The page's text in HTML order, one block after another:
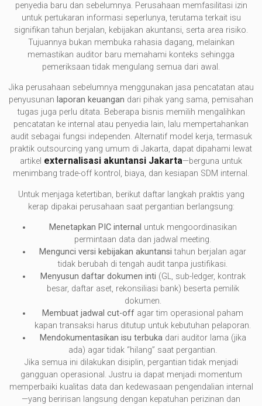
penyedia baru dan sebelumnya. Perusahaan memfasilitasi izin
untuk pertukaran informasi seperlunya, terutama terkait isu
signifikan tahun berjalan, kebijakan akuntansi, serta area risiko.
Tujuannya bukan membuka rahasia dagang, melainkan
memastikan auditor baru memahami konteks sehingga
pemeriksaan tidak mengulang semua dari awal.
Jika perusahaan sebelumnya menggunakan jasa pencatatan atau
penyusunan laporan keuangan dari pihak yang sama, pemisahan
tugas juga perlu ditata. Beberapa bisnis memilih mengalihkan
pencatatan ke internal atau penyedia lain, lalu mempertahankan
audit sebagai fungsi independen. Alternatif model kerja, termasuk
praktik outsourcing yang umum di Jakarta, dapat dipahami lewat
artikel externalisasi akuntansi Jakarta—berguna untuk
menimbang trade-off kontrol, biaya, dan kesiapan SDM internal.
Untuk menjaga ketertiban, berikut daftar langkah praktis yang
kerap dipakai perusahaan saat pergantian berlangsung:
Menetapkan PIC internal untuk mengoordinasikan
permintaan data dan jadwal meeting.
Mengunci versi kebijakan akuntansi tahun berjalan agar
tidak berubah di tengah audit tanpa justifikasi.
Menyusun daftar dokumen inti (GL, sub-ledger, kontrak
besar, daftar aset, rekonsiliasi bank) beserta pemilik
dokumen.
Membuat jadwal cut-off agar tim operasional paham
kapan transaksi harus ditutup untuk kebutuhan pelaporan.
Mendokumentasikan isu terbukadari auditor lama (jika
ada) agar tidak “hilang” saat pergantian.
Jika semua ini dilakukan disiplin, pergantian tidak menjadi
gangguan operasional. Justru ia dapat menjadi momentum
memperbaiki kualitas data dan kedewasaan pengendalian internal
—yang beririsan langsung dengan kepatuhan perizinan dan